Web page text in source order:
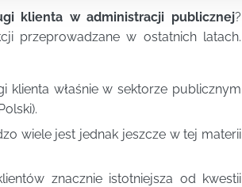
klienta w administracji publicznej?
przeprowadzane w ostatnich latach.
klienta właśnie w sektorze publicznym
wiele jest jednak jeszcze w tej materii
znacznie istotniejsza od kwestii